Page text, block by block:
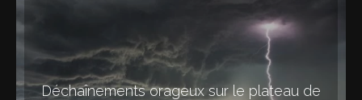
Déchaînements orageux sur le plateau de